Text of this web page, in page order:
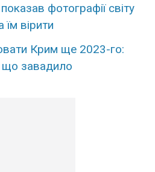
фотографії світу
вірити
Крим ще 2023-го:
що завадило